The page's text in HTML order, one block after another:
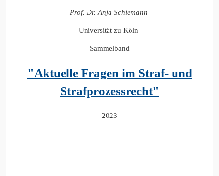
Prof. Dr. Anja Schiemann
Universität zu Köln
Sammelband
"Aktuelle Fragen im Straf- und
Strafprozessrecht"
2023